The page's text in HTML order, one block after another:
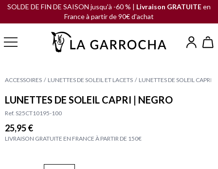
SOLDE DE FIN DE SAISON jusqu'à -60 % | Livraison GRATUITEen
France à partir de 90€ d'achat
ACCESSOIRES LUNETTES DE SOLEIL ET LACETS LUNETTES DE SOLEIL CAPRI |
LUNETTES DE SOLEIL CAPRI | NEGRO
Ref. S25CT10195-100
25,95 €
LIVRAISON GRATUITE EN FRANCE À PARTIR DE 150€